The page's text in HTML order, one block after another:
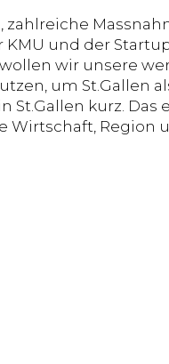
und der
wir unsere
um St.Gallen
St.Gallen kurz.
Wirtschaft, Region